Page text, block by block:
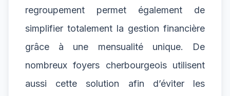
regroupement permet également de
simplifier totalement la gestion financière
grâce à une mensualité unique. De
nombreux foyers cherbourgeois utilisent
aussi cette solution afin d’éviter les